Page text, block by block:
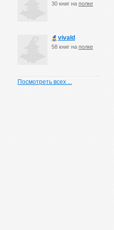
30 книг на полке
vivald
58 книг на полке
Посмотреть всех ...